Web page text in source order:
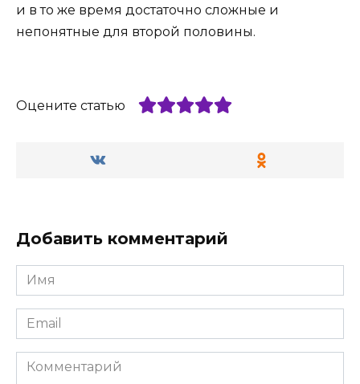
и в то же время достаточно сложные и
непонятные для второй половины.
Оцените статью
Добавить комментарий
Имя
*
Email
*
Комментарий